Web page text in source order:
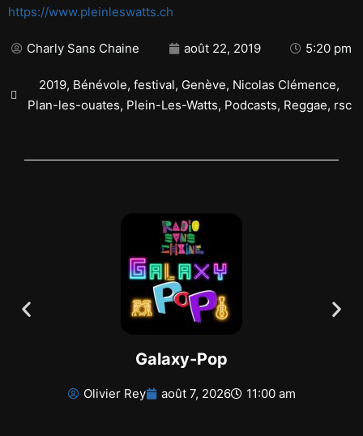
https://www.pleinleswatts.ch
Charly Sans Chaine août 22, 2019 5:20 pm
2019, Bénévole, festival, Genève, Nicolas Clémence,
Plan-les-ouates, Plein-Les-Watts, Podcasts, Reggae, rsc
Galaxy-Pop
Olivier Rey août 7, 2026 11:00 am